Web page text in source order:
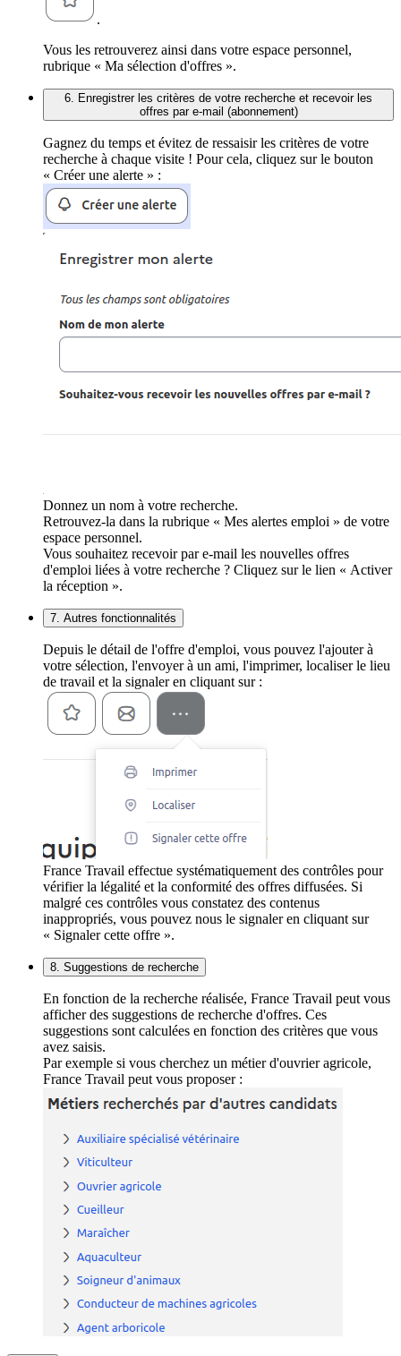
.
Vous les retrouverez ainsi dans votre espace personnel,
rubrique « Ma sélection d'offres ».
6. Enregistrer les critères de votre recherche et recevoir les
offres par e-mail (abonnement)
Gagnez du temps et évitez de ressaisir les critères de votre
recherche à chaque visite ! Pour cela, cliquez sur le bouton
« Créer une alerte » :
Donnez un nom à votre recherche.
Retrouvez-la dans la rubrique « Mes alertes emploi » de votre
espace personnel.
Vous souhaitez recevoir par e-mail les nouvelles offres
d'emploi liées à votre recherche ? Cliquez sur le lien « Activer
la réception ».
7. Autres fonctionnalités
Depuis le détail de l'offre d'emploi, vous pouvez l'ajouter à
votre sélection, l'envoyer à un ami, l'imprimer, localiser le lieu
de travail et la signaler en cliquant sur :
France Travail effectue systématiquement des contrôles pour
vérifier la légalité et la conformité des offres diffusées. Si
malgré ces contrôles vous constatez des contenus
inappropriés, vous pouvez nous le signaler en cliquant sur
« Signaler cette offre ».
8. Suggestions de recherche
En fonction de la recherche réalisée, France Travail peut vous
afficher des suggestions de recherche d'offres. Ces
suggestions sont calculées en fonction des critères que vous
avez saisis.
Par exemple si vous cherchez un métier d'ouvrier agricole,
France Travail peut vous proposer :